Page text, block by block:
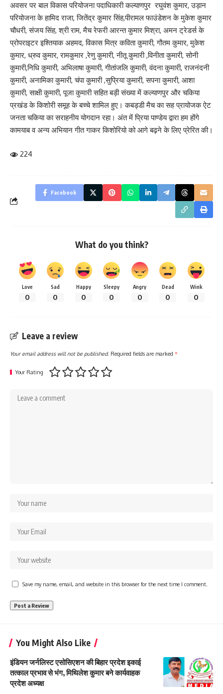
अवसर पर बाल विकास परियोजना पदाधिकारी कल्याणपुर रघुवंश कुमार, उड़ान
परियोजना के हामिद राजा, जितेंद्र कुमार सिंह,पीरामल फाउंडेशन के मुकेश कुमार
चौधरी, संजय सिंह, श्री राम, मैच रेफरी आरन्त कुमार मिश्रा, अमन ट्रेडर्स के
प्रोपराइटर इश्तियाक अहमद, विकास मित्र कविता कुमारी, गौतम कुमार, मुकेश
कुमार, ध्रुव कुमार, रामकुमार ,रेणु कुमारी, नीतू कुमारी ,विनीता कुमारी, सोनी
कुमारी,निधि कुमारी, अभिलाषा कुमारी, गीतांजलि कुमारी, वंदना कुमारी, राजनंदनी
कुमारी, अनामिका कुमारी, चंपा कुमारी ,सुप्रिया कुमारी, सपना कुमारी, आशा
कुमारी, साक्षी कुमारी, पूजा कुमारी सहित बड़ी संख्या में कल्याणपुर और चकिया
प्रखंड के किशोरी समूह के बच्चे शामिल हुए। कबड्डी मैच का सह प्रायोजक ऐट
जनता चकिया का सराहनीय योगदान रहा। अंत में प्रिया पाण्डेय द्वारा हम होंगे
कामयाब व अन्य अभियान गीत गाकर किशोरियो को आगे बढ़ने के लिए प्रेरित की।
224
Facebook
What do you think?
Love
0
Sad
0
Happy
0
Sleepy
0
Angry
0
Dead
0
Wink
0
Leave a review
Your email address will not be published. Required fields are marked *
Your Rating
Save my name, email, and website in this browser for the next time I comment.
You Might Also Like
इंडियन जर्नलिस्ट एसोसिएशन की बिहार प्रदेश इकाई
तत्काल प्रभाव से भंग, मिथिलेश कुमार बने कार्यवाहक
प्रदेश अध्यक्ष